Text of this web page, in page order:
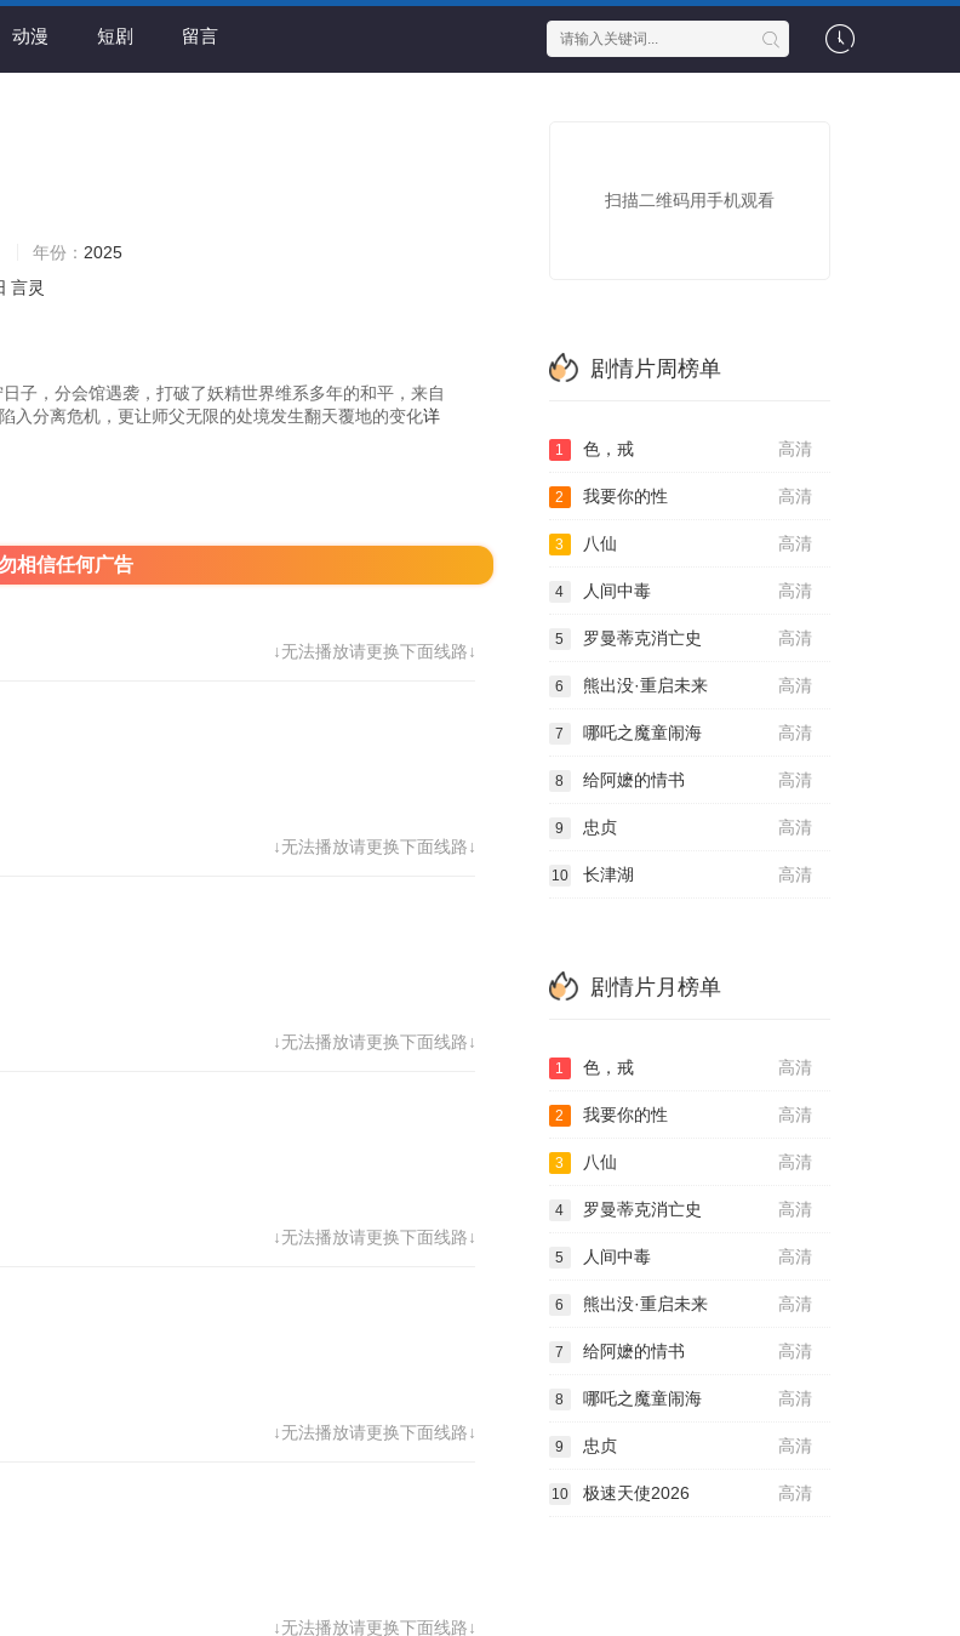
动漫 短剧 留言
年份： 2025
言灵
子，分会馆遇袭，打破了妖精世界维系多年的和平，来自
入分离危机，更让师父无限的处境发生翻天覆地的变化详
相信任何广告
↓无法播放请更换下面线路↓
↓无法播放请更换下面线路↓
↓无法播放请更换下面线路↓
↓无法播放请更换下面线路↓
↓无法播放请更换下面线路↓
↓无法播放请更换下面线路↓
扫描二维码用手机观看
剧情片周榜单
高清
1 色，戒
高清
2 我要你的性
高清
3 八仙
高清
4 人间中毒
高清
5 罗曼蒂克消亡史
高清
6 熊出没·重启未来
高清
7 哪吒之魔童闹海
高清
8 给阿嬷的情书
高清
9 忠贞
高清
10 长津湖
剧情片月榜单
高清
1 色，戒
高清
2 我要你的性
高清
3 八仙
高清
4 罗曼蒂克消亡史
高清
5 人间中毒
高清
6 熊出没·重启未来
高清
7 给阿嬷的情书
高清
8 哪吒之魔童闹海
高清
9 忠贞
高清
10 极速天使2026